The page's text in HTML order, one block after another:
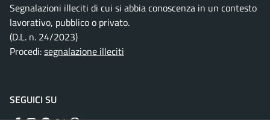
Segnalazioni illeciti di cui si abbia conoscenza in un contesto
lavorativo, pubblico o privato.
(D.L. n. 24/2023)
Procedi:segnalazione illeciti
SEGUICI SU